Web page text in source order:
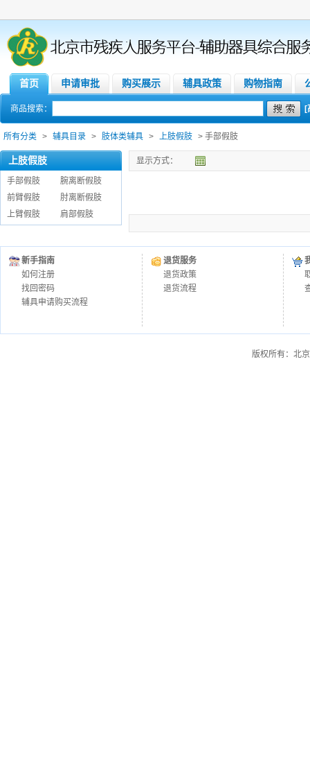
首页 申请审批 购买展示 辅具政策 购物指南
商品搜索： [
所有分类 > 辅具目录 > 肢体类辅具 > 上肢假肢 > 手部假肢
上肢假肢
手部假肢
腕离断假肢
前臂假肢
肘离断假肢
上臂假肢
肩部假肢
显示方式：
新手指南
如何注册
找回密码
辅具申请购买流程
退货服务
退货政策
退货流程
版权所有：北